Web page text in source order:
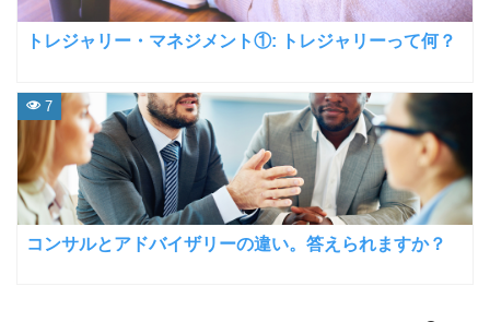
トレジャリー・マネジメント①: トレジャリーって何？
コンサルとアドバイザリーの違い。答えられますか？
7